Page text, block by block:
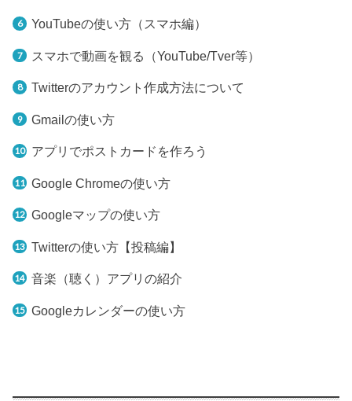
YouTubeの使い方（スマホ編）
スマホで動画を観る（YouTube/Tver等）
Twitterのアカウント作成方法について
Gmailの使い方
アプリでポストカードを作ろう
Google Chromeの使い方
Googleマップの使い方
Twitterの使い方【投稿編】
音楽（聴く）アプリの紹介
Googleカレンダーの使い方